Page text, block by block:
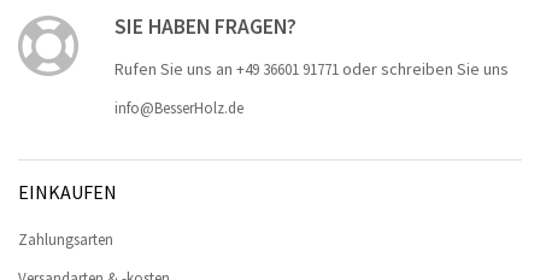
SIE HABEN FRAGEN?
Rufen Sie uns an +49 36601 91771oder schreiben Sie uns
info@BesserHolz.de
EINKAUFEN
Zahlungsarten